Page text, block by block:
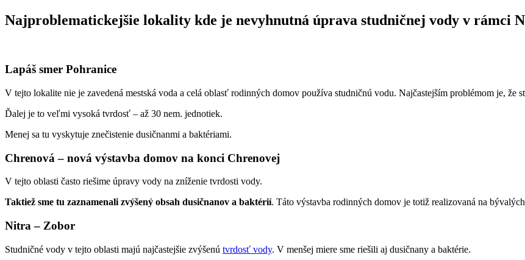
Najproblematickejšie lokality kde je nevyhnutná úprava studničnej vody v rámci
Lapáš smer Pohranice
V tejto lokalite nie je zavedená mestská voda a celá oblasť rodinných domov používa studničnú vodu. Najčastejším problémom je, že
Ďalej je to veľmi vysoká tvrdosť – až 30 nem. jednotiek.
Menej sa tu vyskytuje znečistenie dusičnanmi a baktériami.
Chrenová – nová výstavba domov na konci Chrenovej
V tejto oblasti často riešime úpravy vody na zníženie tvrdosti vody.
Taktiež sme tu zaznamenali zvýšený obsah dusičnanov a baktérií. Táto výstavba rodinných domov je totiž realizovaná na
Nitra – Zobor
Studničné vody v tejto oblasti majú najčastejšie zvýšenú tvrdosť vody. V menšej miere sme riešili aj dusičnany a baktérie.